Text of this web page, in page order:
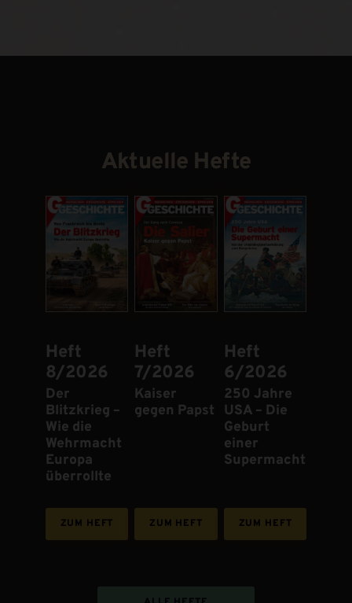
Aktuelle Hefte
Heft
8/2026
:
Der
Blitzkrieg –
Wie die
Wehrmacht
Europa
überrollte
ZUM HEFT
Heft
7/2026
:
Kaiser
gegen Papst
ZUM HEFT
Heft
6/2026
:
250 Jahre
USA – Die
Geburt
einer
Supermacht
ZUM HEFT